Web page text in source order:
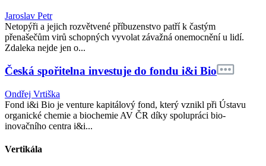
Jaroslav Petr
Netopýři a jejich rozvětvené příbuzenstvo patří k častým
přenašečům virů schopných vyvolat závažná onemocnění u lidí.
Zdaleka nejde jen o...
Česká spořitelna investuje do fondu i&i Bio
Ondřej Vrtiška
Fond i&i Bio je venture kapitálový fond, který vznikl při Ústavu
organické chemie a biochemie AV ČR díky spolupráci bio-
inovačního centra i&i...
Vertikála